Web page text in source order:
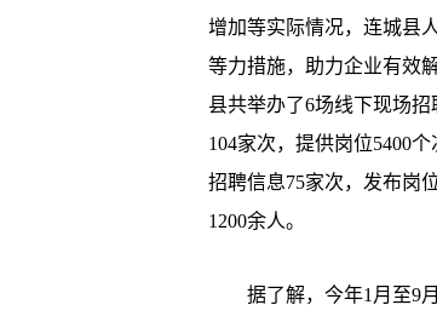
增加等实际情况，连城县
等力措施，助力企业有效
县共举办了6场线下现场
104家次，提供岗位5400
招聘信息75家次，发布岗
1200余人。
据了解，今年1月至9月